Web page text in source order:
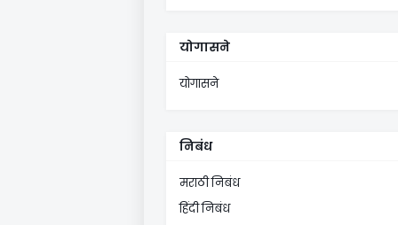
योगासने
योगासने
निबंध
मराठी निबंध
हिंदी निबंध